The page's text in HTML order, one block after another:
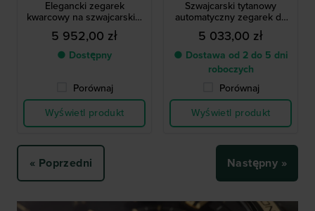
Elegancki zegarek
kwarcowy na szwajcarskiej
bransolecie z tarczą w
kształcie słońca
5 952,00 zł
● Dostępny
Porównaj
Wyświetl produkt
Szwajcarski tytanowy
automatyczny zegarek do
nurkowania ISO 6425
5 033,00 zł
● Dostawa od 2 do 5 dni
roboczych
Porównaj
Wyświetl produkt
« Poprzedni Następny »